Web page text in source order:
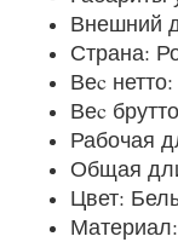
Внешний
Страна:
Веc нетто:
Веc
Рабочая
Общая
Цвет: